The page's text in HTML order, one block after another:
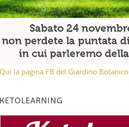
Qui la pagina FB del Giardino Botanico
KETOLEARNING